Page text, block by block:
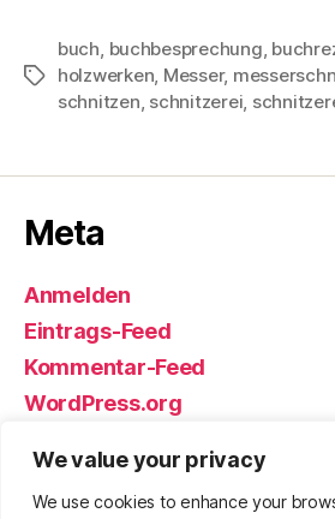
We value your privacy
We use cookies to enhance your
Schlagwörter
buch buchbesprechung
holzwerken Messer,
schnitzen schnitzerei
Meta
Anmelden
Eintrags-Feed
Kommentar-Feed
WordPress.org
© 2026Björn Eickhoff – Der Blog